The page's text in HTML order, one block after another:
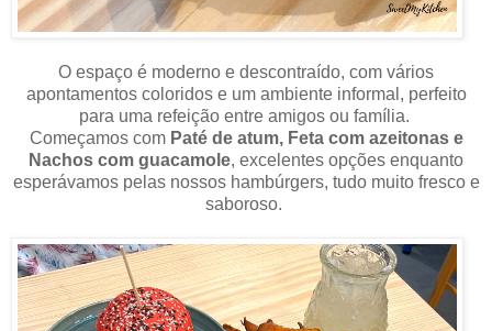
O espaço é moderno e descontraído, com vários
apontamentos coloridos e um ambiente informal, perfeito
para uma refeição entre amigos ou família.
Começamos comPaté de atum, Feta com azeitonas e
Nachos com guacamole, excelentes opções enquanto
esperávamos pelas nossos hambúrgers, tudo muito fresco e
saboroso.